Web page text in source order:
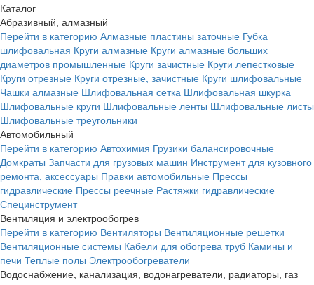
Каталог
Абразивный, алмазный
Перейти в категорию Алмазные пластины заточные Губка
шлифовальная Круги алмазные Круги алмазные больших
диаметров промышленные Круги зачистные Круги лепестковые
Круги отрезные Круги отрезные, зачистные Круги шлифовальные
Чашки алмазные Шлифовальная сетка Шлифовальная шкурка
Шлифовальные круги Шлифовальные ленты Шлифовальные листы
Шлифовальные треугольники
Автомобильный
Перейти в категорию Автохимия Грузики балансировочные
Домкраты Запчасти для грузовых машин Инструмент для кузовного
ремонта, аксессуары Правки автомобильные Прессы
гидравлические Прессы реечные Растяжки гидравлические
Специнструмент
Вентиляция и электрообогрев
Перейти в категорию Вентиляторы Вентиляционные решетки
Вентиляционные системы Кабели для обогрева труб Камины и
печи Теплые полы Электрообогреватели
Водоснабжение, канализация, водонагреватели, радиаторы, газ